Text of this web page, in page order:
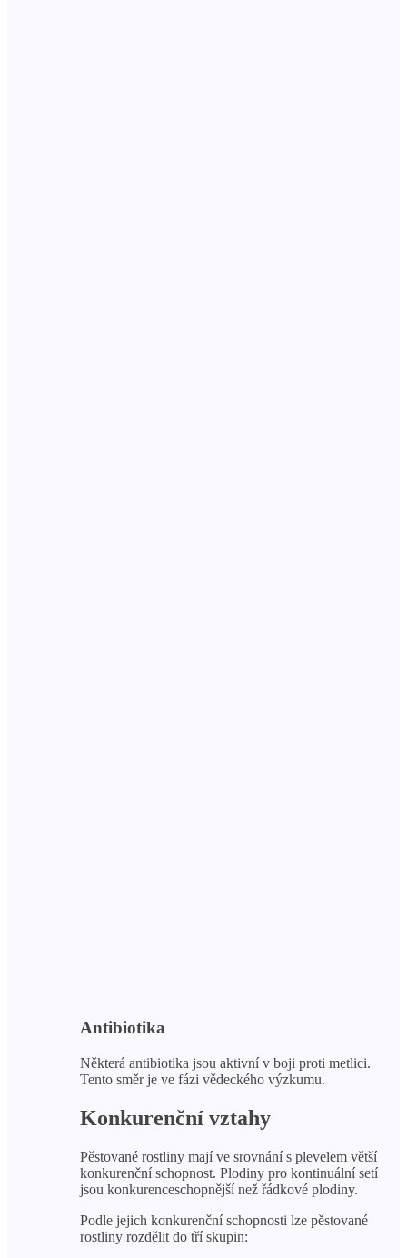
Antibiotika
Některá antibiotika jsou aktivní v boji proti metlici.
Tento směr je ve fázi vědeckého výzkumu.
Konkurenční vztahy
Pěstované rostliny mají ve srovnání s plevelem větší
konkurenční schopnost. Plodiny pro kontinuální setí
jsou konkurenceschopnější než řádkové plodiny.
Podle jejich konkurenční schopnosti lze pěstované
rostliny rozdělit do tří skupin: